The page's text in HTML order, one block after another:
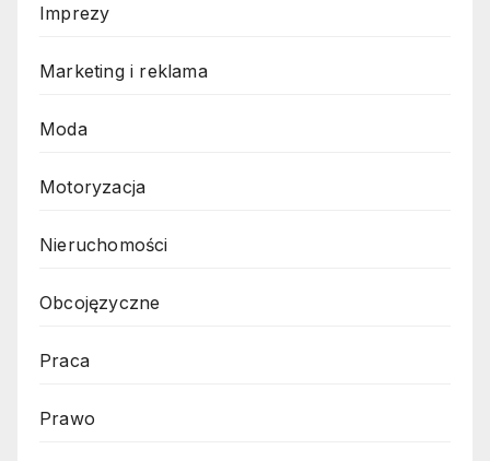
Imprezy
Marketing i reklama
Moda
Motoryzacja
Nieruchomości
Obcojęzyczne
Praca
Prawo